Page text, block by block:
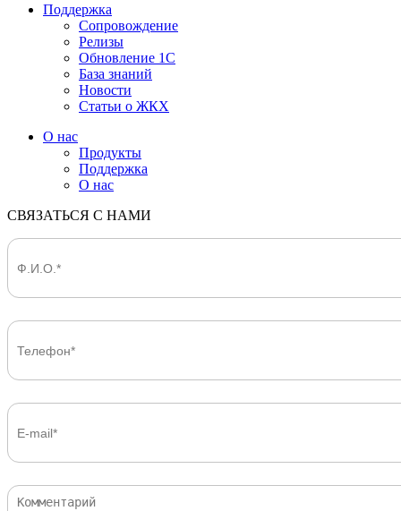
Поддержка
Сопровождение
Релизы
Обновление 1С
База знаний
Новости
Статьи о ЖКХ
О нас
Продукты
Поддержка
О нас
СВЯЗАТЬСЯ С НАМИ